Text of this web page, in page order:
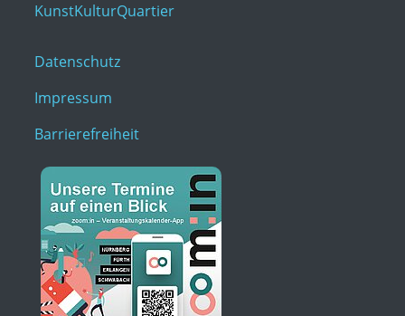
KunstKulturQuartier
Datenschutz
Impressum
Barrierefreiheit